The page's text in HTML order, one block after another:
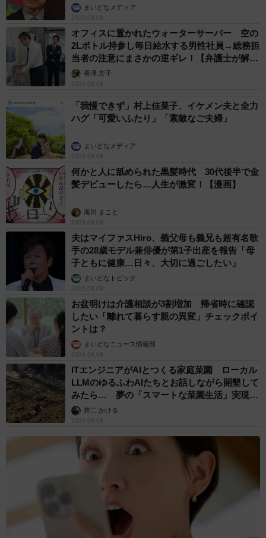
まいどなメディア
2026.08.08
オフィスに置かれたウォーターサーバー 空の
2Lボトル持参し毎日給水する男性社員→総務担
当者の注意にまさかの逆ギレ！【弁護士が解
説】長澤 芳子
2026.08.08
「我慢できず」村上佳菜子、イケメン夫と全力
ハグ「可愛いふたり」「素敵なご夫婦」
まいどなメディア
2026.08.08
何かと人に舐められた黒髪時代 30代後半で金
髪デビューしたら…人生が激変！【漫画】
海川 まこと
2026.08.08
夫はマイファスHiro、義父母も義兄も超有名歌
手の28歳モデル兼俳優が第1子出産を報告「母
子ともに健康…日々、大切に過ごしたい」
まいどなトピック
2026.08.08
お盆明けは介護相談が3割増加 帰省時に確認
したい「離れて暮らす親の異変」チェックポイ
ントは？
まいどなニュース情報部
2026.08.08
ITエンジニアがAIとつくる家庭菜園 ローカル
LLMのゆるふわAIたちとお話しながら開墾して
みたら… 夢の「スマートな菜園生活」実現な
るか井二 かける
2026.08.08